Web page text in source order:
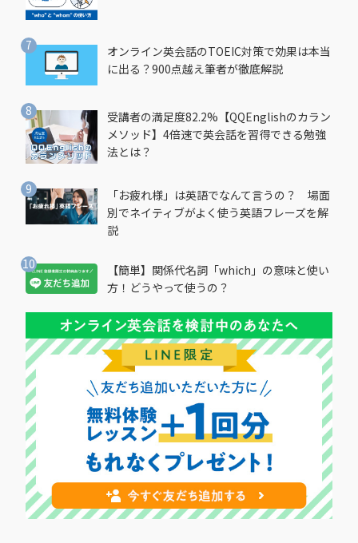
オンライン英会話のTOEIC対策で効果は本当
に出る？900点越え筆者が徹底解説
受講者の満足度82.2%【QQEnglishのカラン
メソッド】4倍速で英会話を習得できる勉強
法とは？
「お疲れ様」は英語でなんて言うの？ 場面
別でネイティブがよく使う英語フレーズを解
説
【簡単】関係代名詞「which」の意味と使い
方！どうやって使うの？